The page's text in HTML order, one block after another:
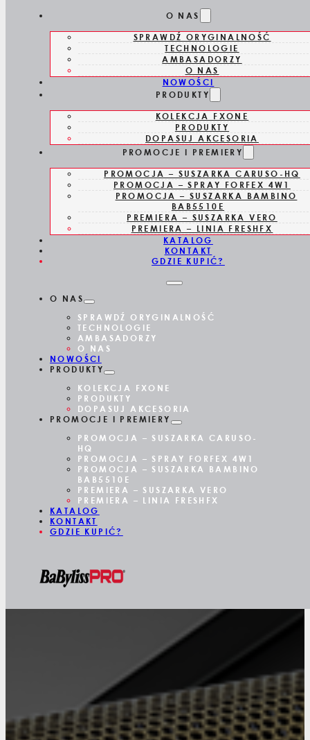
O NAS
SPRAWDŹ ORYGINALNOŚĆ
TECHNOLOGIE
AMBASADORZY
O NAS
NOWOŚCI
PRODUKTY
KOLEKCJA FXONE
PRODUKTY
DOPASUJ AKCESORIA
PROMOCJE I PREMIERY
PROMOCJA – SUSZARKA CARUSO-HQ
PROMOCJA – SPRAY FORFEX 4W1
PROMOCJA – SUSZARKA BAMBINO
BAB5510E
PREMIERA – SUSZARKA VERO
PREMIERA – LINIA FRESHFX
KATALOG
KONTAKT
GDZIE KUPIĆ?
O NAS
SPRAWDŹ ORYGINALNOŚĆ
TECHNOLOGIE
AMBASADORZY
O NAS
NOWOŚCI
PRODUKTY
KOLEKCJA FXONE
PRODUKTY
DOPASUJ AKCESORIA
PROMOCJE I PREMIERY
PROMOCJA – SUSZARKA CARUSO-
HQ
PROMOCJA – SPRAY FORFEX 4W1
PROMOCJA – SUSZARKA BAMBINO
BAB5510E
PREMIERA – SUSZARKA VERO
PREMIERA – LINIA FRESHFX
KATALOG
KONTAKT
GDZIE KUPIĆ?
FXFS1E
GOLARKA
FOLIOWA